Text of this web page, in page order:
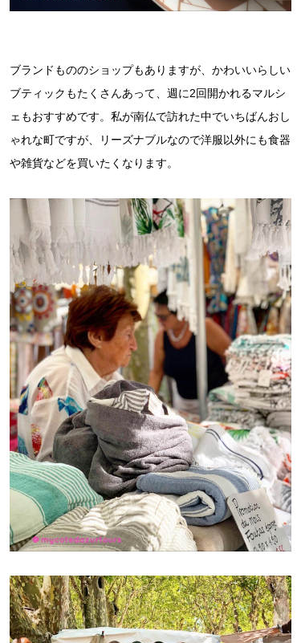
ブランドもののショップもありますが、かわいいらしい
ブティックもたくさんあって、週に2回開かれるマルシ
ェもおすすめです。私が南仏で訪れた中でいちばんおし
ゃれな町ですが、リーズナブルなので洋服以外にも食器
や雑貨などを買いたくなります。